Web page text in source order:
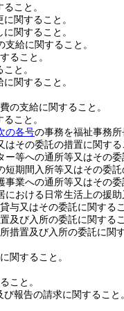
こと。
関すること。
関すること。
給に関すること。
ること。
と。
関すること。
の支給に関すること。
こと。
の各号の事務を福祉事務所
その委託の措置に関する
等への通所等又はその委
期間入所等又はその委託
業への通所等又はその委
おける日常生活上の援助
与又はその委託に関するこ
及び入所の委託に関するこ
措置及び入所の委託に関す
関すること。
こと。
報告の請求に関すること。